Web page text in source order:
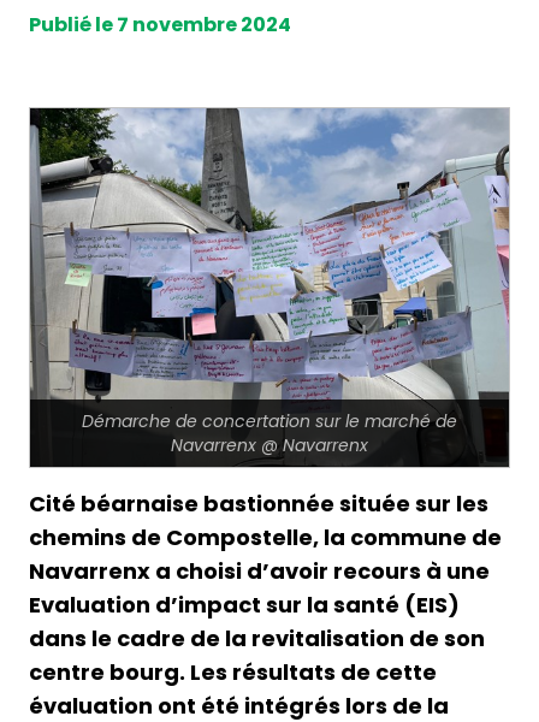
Publié le 7 novembre 2024
Démarche de concertation sur le marché de
Navarrenx @ Navarrenx
Cité béarnaise bastionnée située sur les
chemins de Compostelle, la commune de
Navarrenx a choisi d’avoir recours à une
Evaluation d’impact sur la santé (EIS)
dans le cadre de la revitalisation de son
centre bourg. Les résultats de cette
évaluation ont été intégrés lors de la